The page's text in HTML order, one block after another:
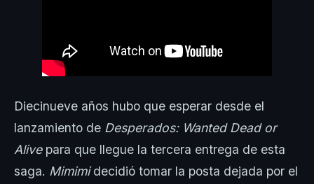
Diecinueve años hubo que esperar desde el
lanzamiento de Desperados: Wanted Dead or
Alivepara que llegue la tercera entrega de esta
saga. Mimimidecidió tomar la posta dejada por el